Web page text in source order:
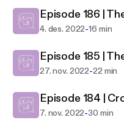
Episode 186 |
4. des. 2022-16 min
Episode 185 |
27. nov. 2022-22 min
Episode 184 |
7. nov. 2022-30 min